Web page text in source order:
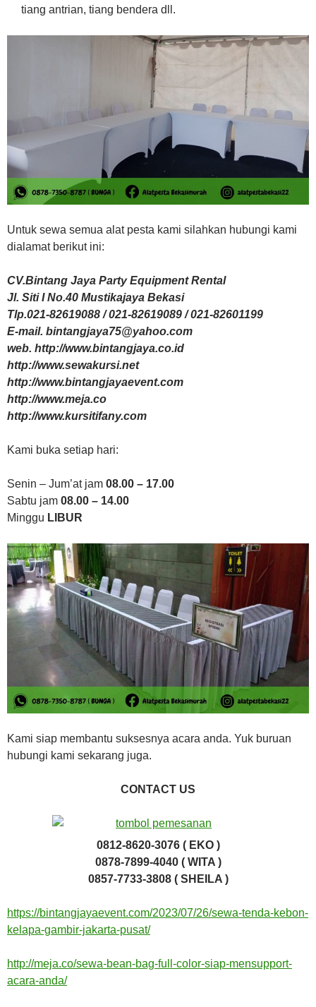
tiang antrian, tiang bendera dll.
Untuk sewa semua alat pesta kami silahkan hubungi kami
dialamat berikut ini:
CV.Bintang Jaya Party Equipment Rental
Jl. Siti I No.40 Mustikajaya Bekasi
Tlp.021-82619088 / 021-82619089 / 021-82601199
E-mail. bintangjaya75@yahoo.com
web. http://www.bintangjaya.co.id
http://www.sewakursi.net
http://www.bintangjayaevent.com
http://www.meja.co
http://www.kursitifany.com
Kami buka setiap hari:
Senin – Jum’at jam 08.00 – 17.00
Sabtu jam 08.00 – 14.00
Minggu LIBUR
Kami siap membantu suksesnya acara anda. Yuk buruan
hubungi kami sekarang juga.
CONTACT US
0812-8620-3076 ( EKO )
0878-7899-4040 ( WITA )
0857-7733-3808 ( SHEILA )
https://bintangjayaevent.com/2023/07/26/sewa-tenda-kebon-
kelapa-gambir-jakarta-pusat/
http://meja.co/sewa-bean-bag-full-color-siap-mensupport-
acara-anda/